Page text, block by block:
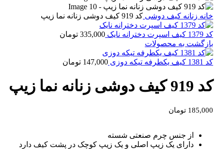
خانه زنانه کیف دوشی کد 919 کیف دوشی زنانه نما زیپ
کد 1379 کیف اسپرت دخترانه نایک 335,000 تومان
بازگشت به محصولات
کد 1381 کیف یکطرفه تیکه دوزی 147,000 تومان
کد 919 کیف دوشی زنانه نما زیپ
185,000 تومان
از جنس چرم صنعتی شسته
دارای یک زیپ اصلی و یک زیپ کوچک در پشت کیف دارد